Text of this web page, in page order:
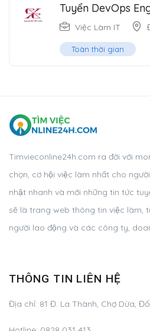
Tuyển DevOps
Việc Làm IT
Toàn thời gian
Timvieconline24h.com ra đời với
chọn, cơ hội việc làm nhất cho
nhật nhanh và mới những tin tức
sẽ là trang web thông tin việc làm,
người lao động và các công ty,
THÔNG TIN LIÊN HỆ
Địa chỉ: 81 Đ. La Thành, Chợ Dừa,